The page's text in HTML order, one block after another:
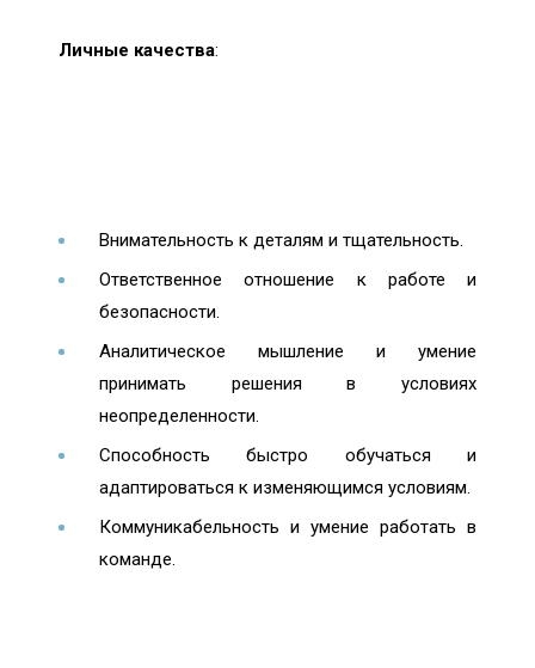
Личные качества:
Внимательность к деталям и тщательность.
Ответственное отношение к работе и
безопасности.
Аналитическое мышление и умение
принимать решения в условиях
неопределенности.
Способность быстро обучаться и
адаптироваться к изменяющимся условиям.
Коммуникабельность и умение работать в
команде.